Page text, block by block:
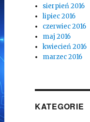
sierpień 2016
lipiec 2016
czerwiec 2016
maj 2016
kwiecień 2016
marzec 2016
KATEGORIE